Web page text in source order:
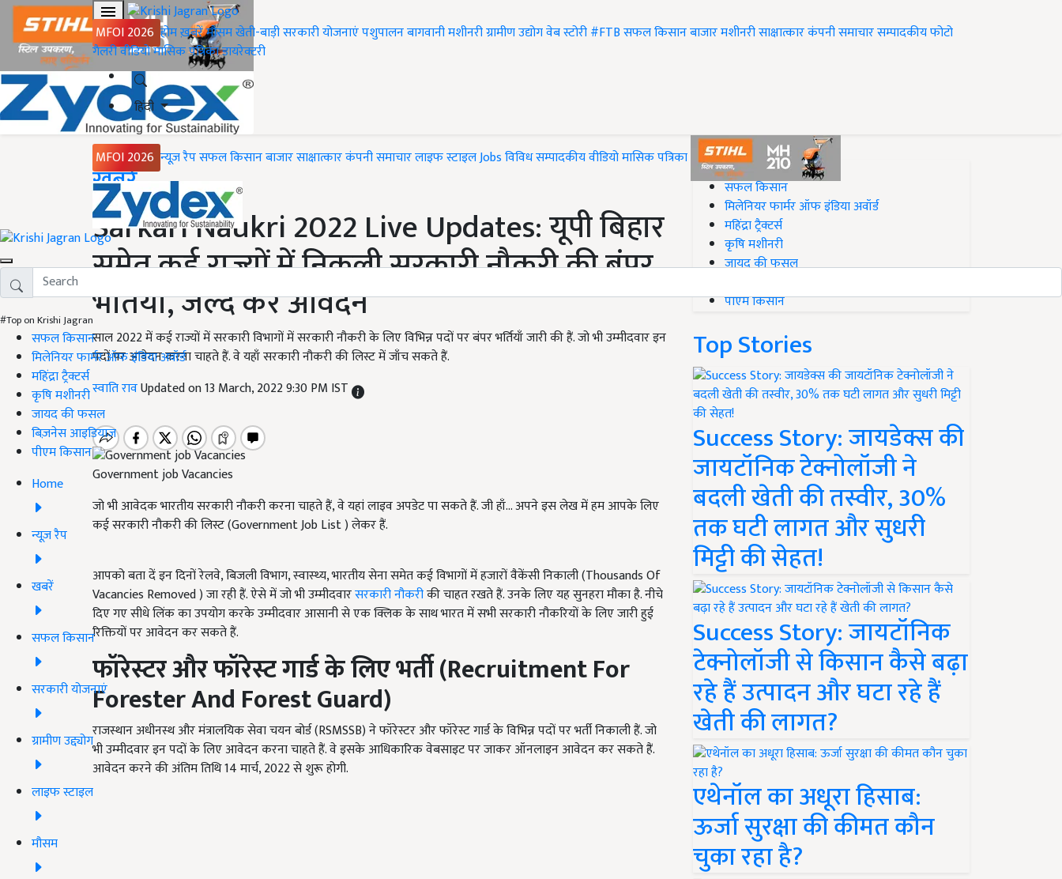
MFOI 2026 होमख़बरेंमौसमखेती-बाड़ीसरकारी योजनाएंपशुपालनबागवानीमशीनरीग्रामीण उद्योगवेब स्टोरी#FTBसफल किसानबाजारमशीनरीसाक्षात्कारकंपनी समाचारसम्पादकीयफोटो
गैलरीवीडियोमासिक पत्रिकाडायरेक्टरी
हिंदी
MFOI 2026 न्यूज़ रैपसफल किसानबाजारसाक्षात्कारकंपनी समाचारलाइफ स्टाइलJobsविविधसम्पादकीयवीडियोमासिक पत्रिका
#Top on Krishi Jagran
सफल किसान
मिलेनियर फार्मर ऑफ इंडिया अवॉर्ड
महिंद्रा ट्रैक्टर्स
कृषि मशीनरी
जायद की फसल
बिज़नेस आइडियाज
पीएम किसान
Home
न्यूज़ रैप
खबरें
सफल किसान
सरकारी योजनाएं
ग्रामीण उद्द्योग
लाइफ स्टाइल
मौसम
Home
ख़बरें
Sarkari Naukri 2022 Live Updates: यूपी बिहार
समेत कई राज्यों में निकली सरकारी नौकरी की बंपर
भर्तियाँ, जल्द करें आवेदन
साल 2022 में कई राज्यों में सरकारी विभागों में सरकारी नौकरी के लिए विभिन्न पदों पर बंपर भर्तियाँ जारी की हैं. जो भी उम्मीदवार इन
पदों पर आवेदन करना चाहते हैं. वे यहाँ सरकारी नौकरी की लिस्ट में जाँच सकते हैं.
स्वाति रावUpdated on 13 March, 2022 9:30 PM IST
Government job Vacancies
जो भी आवेदक भारतीय सरकारी नौकरी करना चाहते हैं, वे यहां लाइव अपडेट पा सकते हैं. जी हाँ... अपने इस लेख में हम आपके लिए
कई सरकारी नौकरी की लिस्ट (Government Job List ) लेकर हैं.
आपको बता दें इन दिनों रेलवे, बिजली विभाग, स्‍वास्‍थ्‍य, भारतीय सेना समेत कई विभागों में हजारों वैकेंसी निकाली (Thousands Of
Vacancies Removed ) जा रही हैं. ऐसे में जो भी उम्मीदवारसरकारी नौकरीकी चाहत रखते हैं. उनके लिए यह सुनहरा मौका है. नीचे
दिए गए सीधे लिंक का उपयोग करके उम्मीदवार आसानी से एक क्लिक के साथ भारत में सभी सरकारी नौकरियों के लिए जारी हुई
रिक्तियों पर आवेदन कर सकते हैं.
फॉरेस्‍टर और फॉरेस्‍ट गार्ड के लिए भर्ती (Recruitment For
Forester And Forest Guard)
राजस्थान अधीनस्थ और मंत्रालयिक सेवा चयन बोर्ड (RSMSSB) ने फॉरेस्टर और फॉरेस्ट गार्ड के विभिन्न पदों पर भर्ती निकाली हैं. जो
भी उम्मीदवार इन पदों के लिए आवेदन करना चाहते हैं. वे इसके आधिकारिक वेबसाइट पर जाकर ऑनलाइन आवेदन कर सकते हैं.
आवेदन करने की अंतिम तिथि 14 मार्च, 2022 से शुरू होगी.
#Top on Krishi Jagran
सफल किसान
मिलेनियर फार्मर ऑफ इंडिया अवॉर्ड
महिंद्रा ट्रैक्टर्स
कृषि मशीनरी
जायद की फसल
पीएम किसान
Top Stories
Success Story: जायडेक्स की
जायटॉनिक टेक्नोलॉजी ने
बदली खेती की तस्वीर, 30%
तक घटी लागत और सुधरी
मिट्टी की सेहत!
Success Story: जायटॉनिक
टेक्नोलॉजी से किसान कैसे बढ़ा
रहे हैं उत्पादन और घटा रहे हैं
खेती की लागत?
एथेनॉल का अधूरा हिसाब:
ऊर्जा सुरक्षा की कीमत कौन
चुका रहा है?